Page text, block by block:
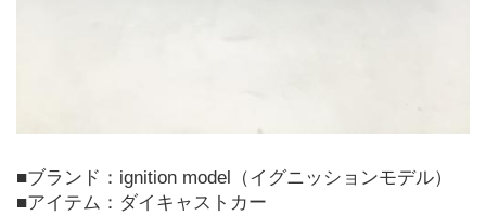
■ブランド：ignition model（イグニッションモデル）
■アイテム：ダイキャストカー